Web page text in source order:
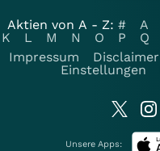
Aktien von A - Z: # A
K
L M N O P Q
Impressum
Disclaimer
Einstellungen
Unsere Apps: